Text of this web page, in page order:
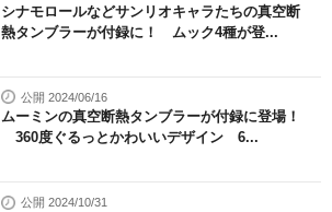
シナモロールなどサンリオキャラたちの真空断
熱タンブラーが付録に！ ムック4種が登...
公開 2024/06/16
ムーミンの真空断熱タンブラーが付録に登場！
360度ぐるっとかわいいデザイン 6...
公開 2024/10/31